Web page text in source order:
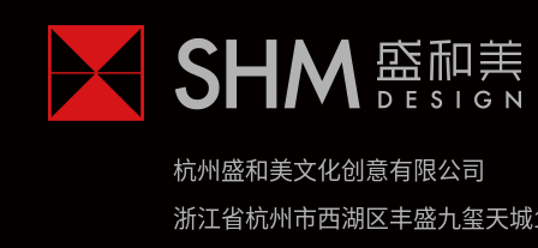
杭州盛和美文化创意有限公司
浙江省杭州市西湖区丰盛九玺天